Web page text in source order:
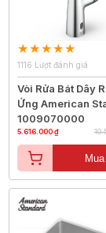
1116 Lượt đánh giá
Vòi Rửa Bát Dây
Ứng American
1009070000
5.616.000 ₫